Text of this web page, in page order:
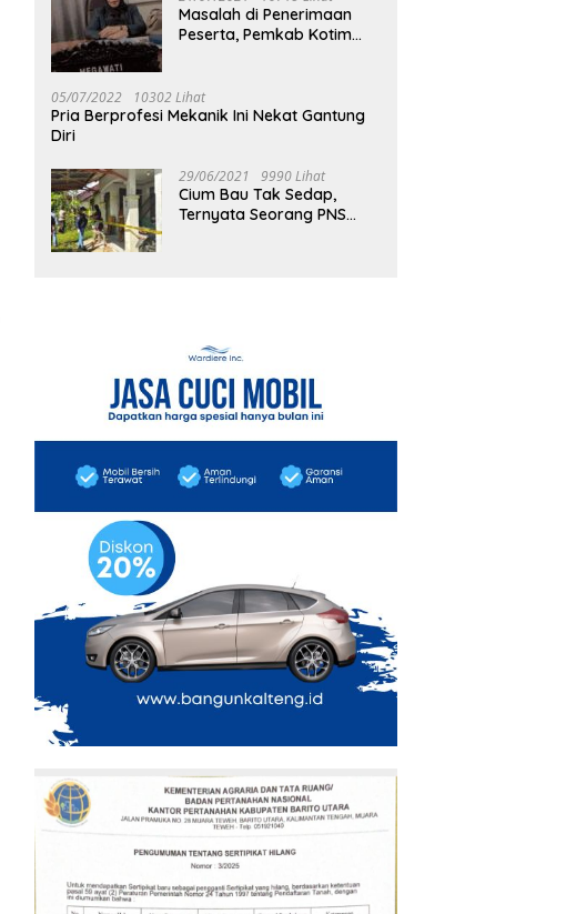
Masalah di Penerimaan
Peserta, Pemkab Kotim
05/07/2022 10302 Lihat
Pria Berprofesi Mekanik Ini Nekat Gantung
Diri
29/06/2021 9990 Lihat
Cium Bau Tak Sedap,
Ternyata Seorang PNS